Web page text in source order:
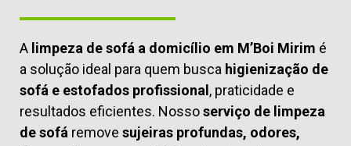
A limpeza de sofá a domicílio em M’Boi Mirim é
a solução ideal para quem busca higienização de
sofá e estofados profissional, praticidade e
resultados eficientes. Nossoserviço de limpeza
de sofá remove sujeiras profundas, odores,